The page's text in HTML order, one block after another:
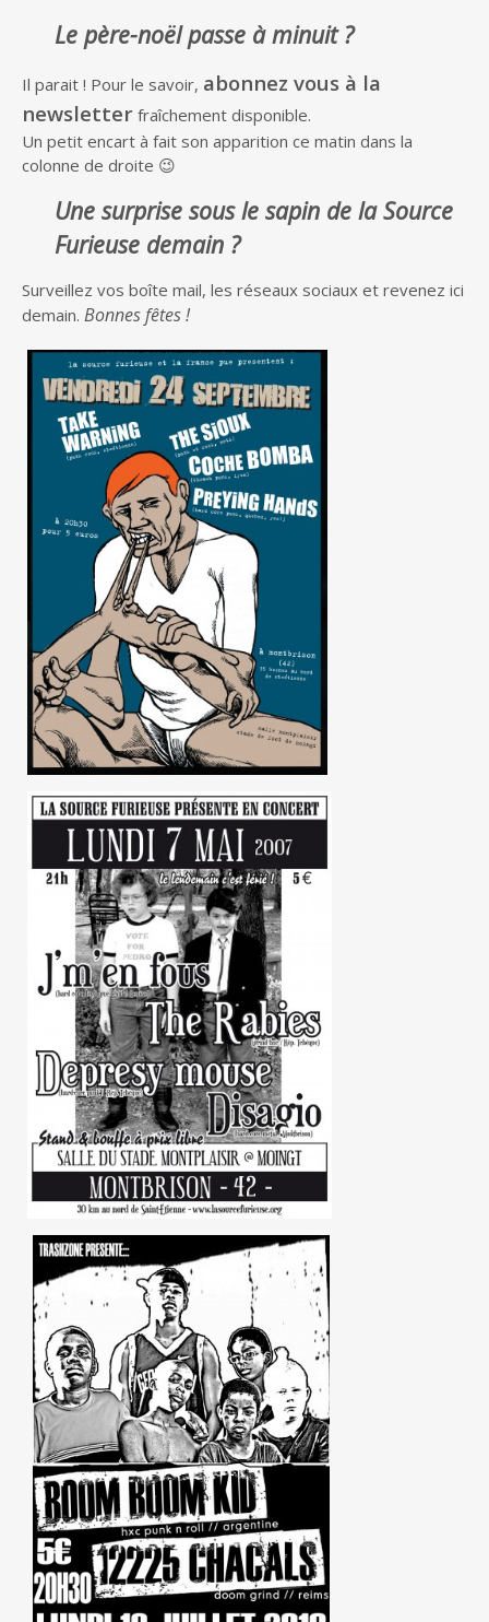
Le père-noël passe à minuit ?
Il parait ! Pour le savoir, abonnez vous à la
newsletter fraîchement disponible.
Un petit encart à fait son apparition ce matin dans la
colonne de droite 😉
Une surprise sous le sapin de la Source
Furieuse demain ?
Surveillez vos boîte mail, les réseaux sociaux et revenez ici
demain. Bonnes fêtes !